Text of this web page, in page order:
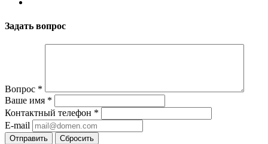
Задать вопрос
Вопрос *
Ваше имя *
Контактный телефон *
E-mail
Сбросить